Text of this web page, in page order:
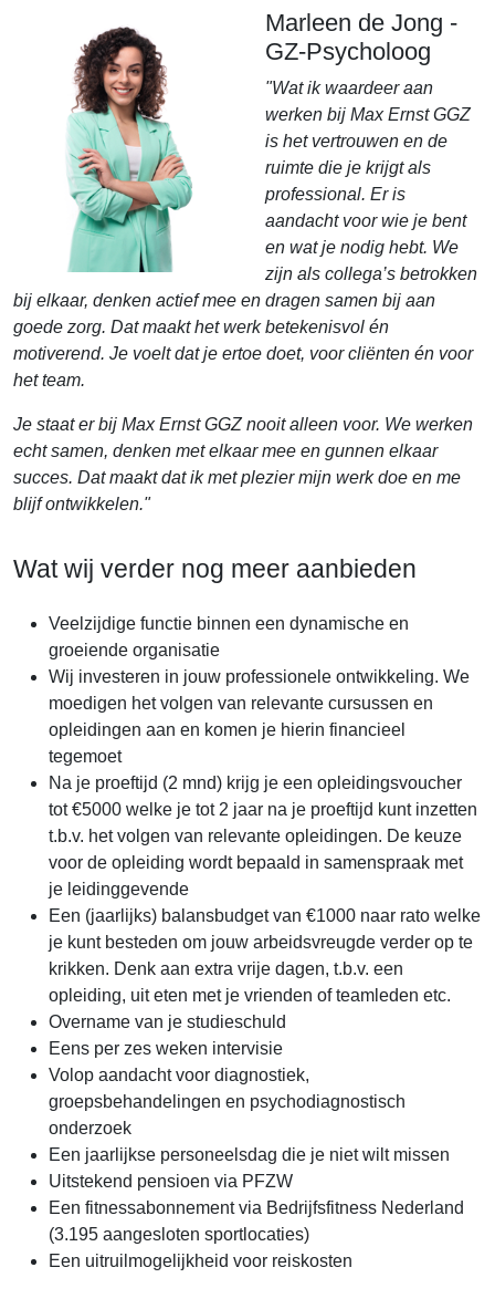
Marleen de Jong -
GZ-Psycholoog
"Wat ik waardeer aan
werken bij Max Ernst GGZ
is het vertrouwen en de
ruimte die je krijgt als
professional. Er is
aandacht voor wie je bent
en wat je nodig hebt. We
zijn als collega’s betrokken
bij elkaar, denken actief mee en dragen samen bij aan
goede zorg. Dat maakt het werk betekenisvol én
motiverend. Je voelt dat je ertoe doet, voor cliënten én voor
het team.
Je staat er bij Max Ernst GGZ nooit alleen voor. We werken
echt samen, denken met elkaar mee en gunnen elkaar
succes. Dat maakt dat ik met plezier mijn werk doe en me
blijf ontwikkelen."
Wat wij verder nog meer aanbieden
Veelzijdige functie binnen een dynamische en
groeiende organisatie
Wij investeren in jouw professionele ontwikkeling. We
moedigen het volgen van relevante cursussen en
opleidingen aan en komen je hierin financieel
tegemoet
Na je proeftijd (2 mnd) krijg je een opleidingsvoucher
tot €5000 welke je tot 2 jaar na je proeftijd kunt inzetten
t.b.v. het volgen van relevante opleidingen. De keuze
voor de opleiding wordt bepaald in samenspraak met
je leidinggevende
Een (jaarlijks) balansbudget van €1000 naar rato welke
je kunt besteden om jouw arbeidsvreugde verder op te
krikken. Denk aan extra vrije dagen, t.b.v. een
opleiding, uit eten met je vrienden of teamleden etc.
Overname van je studieschuld
Eens per zes weken intervisie
Volop aandacht voor diagnostiek,
groepsbehandelingen en psychodiagnostisch
onderzoek
Een jaarlijkse personeelsdag die je niet wilt missen
Uitstekend pensioen via PFZW
Een fitnessabonnement via Bedrijfsfitness Nederland
(3.195 aangesloten sportlocaties)
Een uitruilmogelijkheid voor reiskosten